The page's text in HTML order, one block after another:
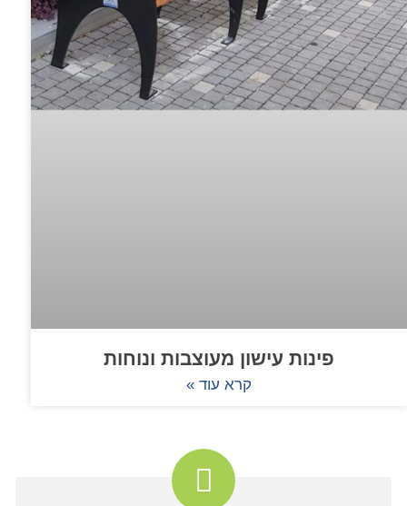
פינות עישון מעוצבות ונוחות
קרא עוד »